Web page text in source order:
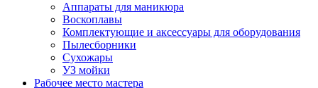
Аппараты для маникюра
Воскоплавы
Комплектующие и аксессуары для оборудования
Пылесборники
Сухожары
УЗ мойки
Рабочее место мастера